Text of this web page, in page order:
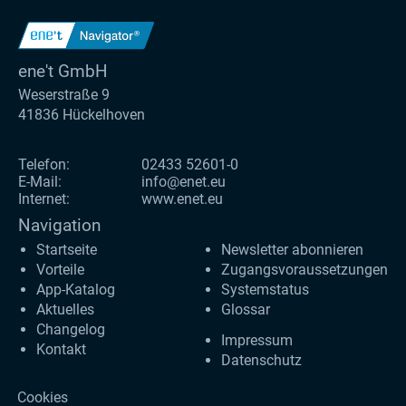
ene't GmbH
Weserstraße 9
41836 Hückelhoven
Telefon:
02433 52601-0
E-Mail:
info@enet.eu
Internet:
www.enet.eu
Navigation
Startseite
Vorteile
App-Katalog
Aktuelles
Changelog
Kontakt
Newsletter abonnieren
Zugangs­voraus­setzungen
Systemstatus
Glossar
Impressum
Datenschutz
Cookies